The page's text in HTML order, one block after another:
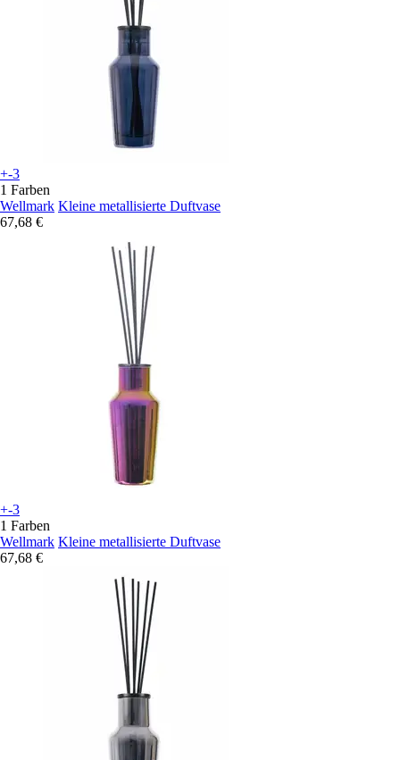
+-3
1 Farben
Wellmark Kleine metallisierte Duftvase
67,68 €
+-3
1 Farben
Wellmark Kleine metallisierte Duftvase
67,68 €